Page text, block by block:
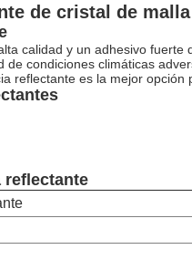
de cristal de
calidad y un adhesivo
condiciones climáticas
reflectante es la mejor
reflectante